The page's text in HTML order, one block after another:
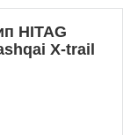
HITAG
X-trail